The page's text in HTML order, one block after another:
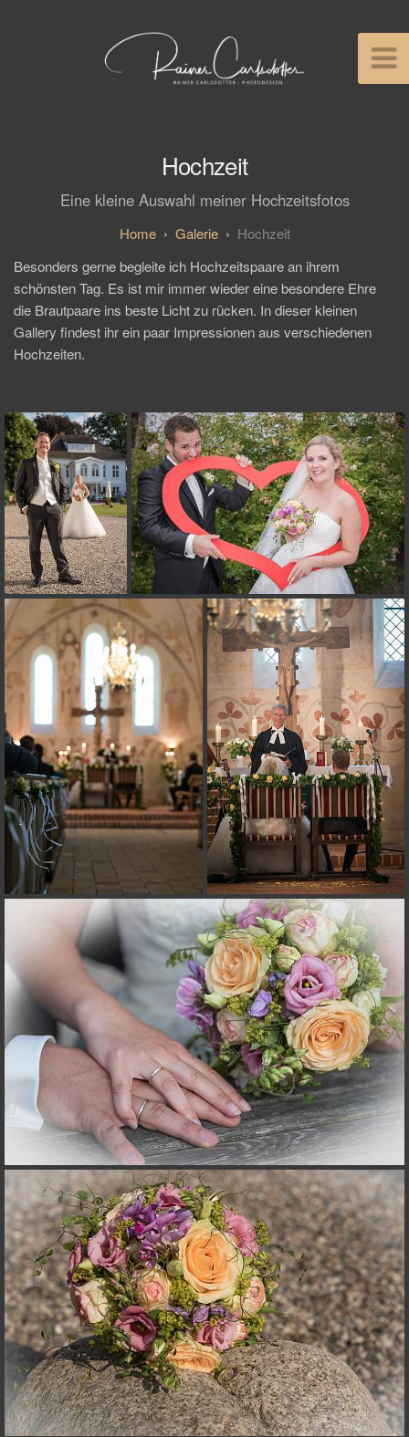
Hochzeit
Eine kleine Auswahl meiner Hochzeitsfotos
Galerie
Hochzeit
Besonders gerne begleite ich Hochzeitspaare an ihrem
schönsten Tag. Es ist mir immer wieder eine besondere Ehre
die Brautpaare ins beste Licht zu rücken. In dieser kleinen
Gallery findest ihr ein paar Impressionen aus verschiedenen
Hochzeiten.